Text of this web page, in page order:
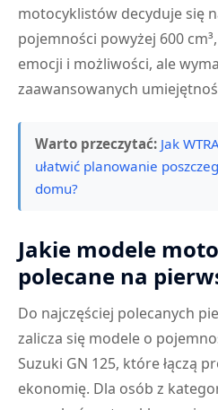
motocyklistów decyduje się
pojemności powyżej 600
emocji i możliwości, ale
zaawansowanych
Warto przeczytać: Jak
ułatwić planowanie
domu?
Jakie modele
polecane na
Do najczęściej polecanych
zalicza się modele o
Suzuki GN 125, które łączą
ekonomię. Dla osób z